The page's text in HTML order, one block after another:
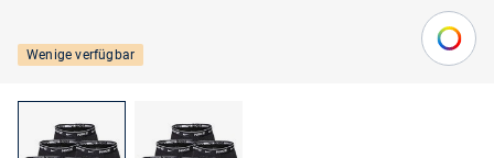
Wenige verfügbar